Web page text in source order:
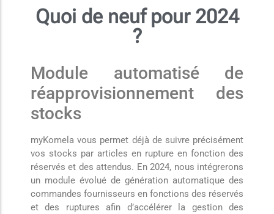
Quoi de neuf pour 2024
?
Module automatisé de
réapprovisionnement des
stocks
myKomela vous permet déjà de suivre précisément
vos stocks par articles en rupture en fonction des
réservés et des attendus. En 2024, nous intégrerons
un module évolué de génération automatique des
commandes fournisseurs en fonctions des réservés
et des ruptures afin d’accélérer la gestion des